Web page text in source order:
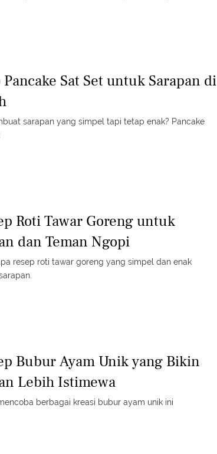
Pancake Sat Set untuk Sarapan di
sarapan yang simpel tapi tetap enak? Pancake
Roti Tawar Goreng untuk
dan Teman Ngopi
resep roti tawar goreng yang simpel dan enak
Bubur Ayam Unik yang Bikin
Lebih Istimewa
berbagai kreasi bubur ayam unik ini